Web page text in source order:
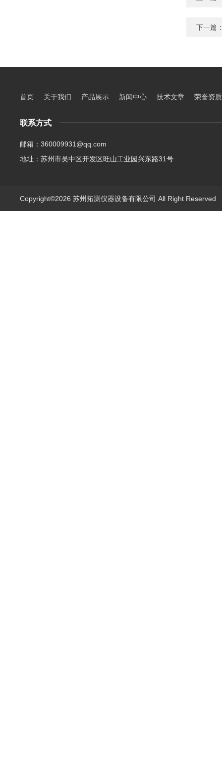
下一篇
首页 关于我们 产品展示 新闻中心 技术文章 荣誉资质
联系方式
邮箱：360009931@qq.com
地址：苏州市吴中区开发区旺山工业园兴东路31号
Copyright©2026 苏州拓测仪器设备有限公司 All Right